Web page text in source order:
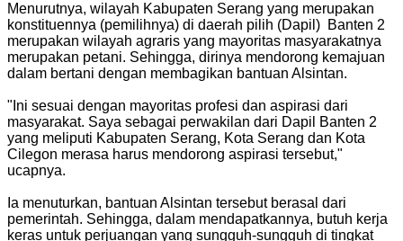
Menurutnya, wilayah Kabupaten Serang yang merupakan
konstituennya (pemilihnya) di daerah pilih (Dapil) Banten 2
merupakan wilayah agraris yang mayoritas masyarakatnya
merupakan petani. Sehingga, dirinya mendorong kemajuan
dalam bertani dengan membagikan bantuan Alsintan.
"Ini sesuai dengan mayoritas profesi dan aspirasi dari
masyarakat. Saya sebagai perwakilan dari Dapil Banten 2
yang meliputi Kabupaten Serang, Kota Serang dan Kota
Cilegon merasa harus mendorong aspirasi tersebut,"
ucapnya.
Ia menuturkan, bantuan Alsintan tersebut berasal dari
pemerintah. Sehingga, dalam mendapatkannya, butuh kerja
keras untuk perjuangan yang sungguh-sungguh di tingkat